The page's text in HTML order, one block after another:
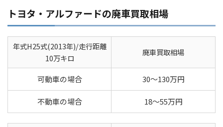
トヨタ・アルファードの廃車買取相場
年式H25式(2013年)/走行距離
10万キロ
廃車買取相場
可動車の場合 30～130万円
不動車の場合 18～55万円